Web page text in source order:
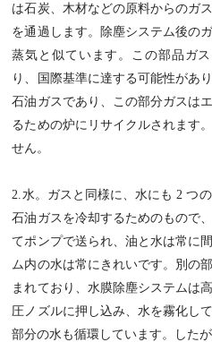
は石炭、木材などの原料からのガ
を通過します。除塵システム後の
蒸気と似ています。この部品ガ
り、国際基準に達する可能性があ
石油ガスであり、この部分ガスは
るための炉にリサイクルされます
せん。
2.水。ガスと同様に、水にも 2 つ
石油ガスを冷却するためのもので
てポンプで送られ、油と水は常に
ム内の水は常にきれいです。別の
まれており、水膜除塵システムは
圧ノズルに押し込み、水を霧化し
部分の水も循環しています。した